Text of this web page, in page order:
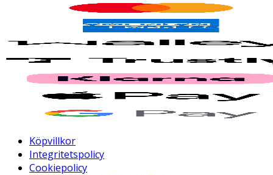
Köpvillkor
Integritetspolicy
Cookiepolicy